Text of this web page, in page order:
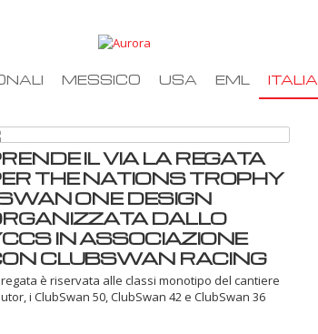
MESSICO USA EML ITALIA
IL VIA LA REGATA
THE NATIONS TROPHY
SWAN ONE DESIGN
DALLO
IN ASSOCIAZIONE
CLUBSWAN RACING
è riservata alle classi monotipo del cantiere
i ClubSwan 50, ClubSwan 42 e ClubSwan 36